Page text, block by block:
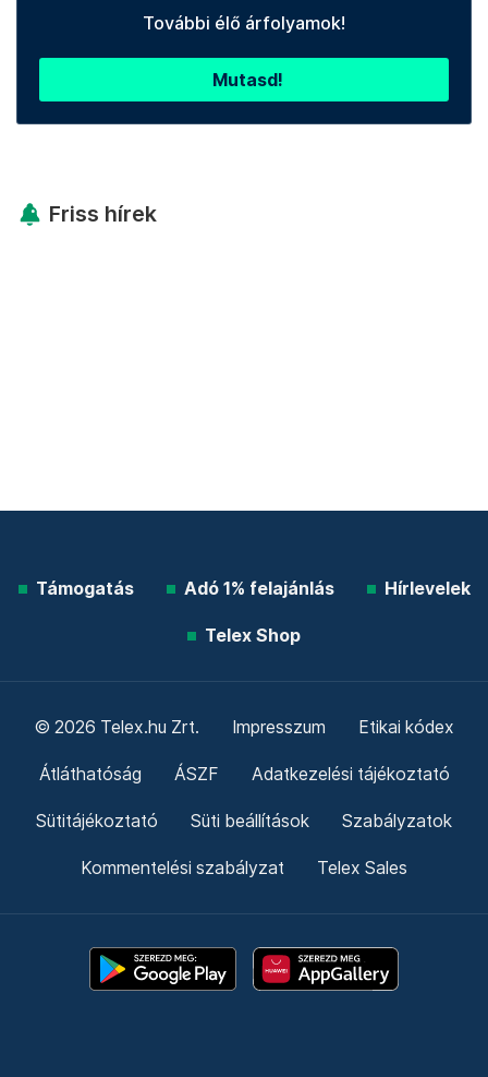
További élő árfolyamok!
Mutasd!
Friss hírek
Támogatás Adó 1% felajánlás Hírlevelek
Telex Shop
© 2026 Telex.hu Zrt. Impresszum Etikai kódex
Átláthatóság ÁSZF Adatkezelési tájékoztató
Sütitájékoztató Süti beállítások Szabályzatok
Kommentelési szabályzat Telex Sales